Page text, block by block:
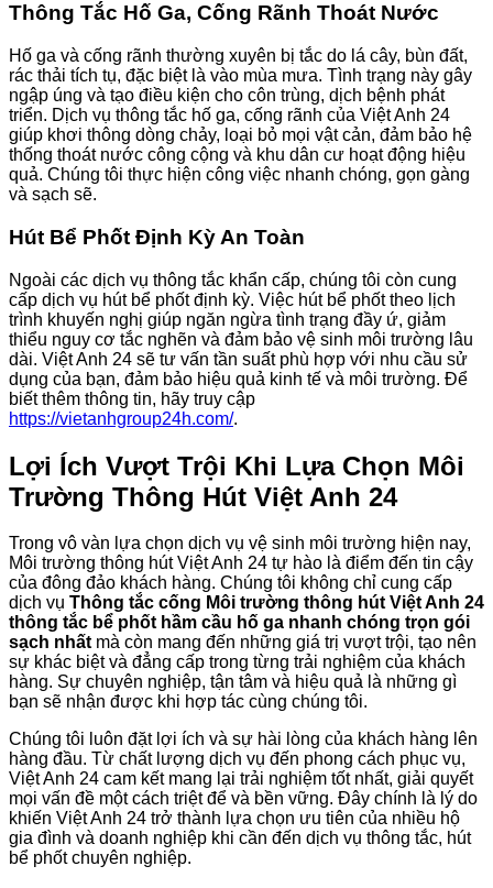
Thông Tắc Hố Ga, Cống Rãnh Thoát Nước
Hố ga và cống rãnh thường xuyên bị tắc do lá cây, bùn đất,
rác thải tích tụ, đặc biệt là vào mùa mưa. Tình trạng này gây
ngập úng và tạo điều kiện cho côn trùng, dịch bệnh phát
triển. Dịch vụ thông tắc hố ga, cống rãnh của Việt Anh 24
giúp khơi thông dòng chảy, loại bỏ mọi vật cản, đảm bảo hệ
thống thoát nước công cộng và khu dân cư hoạt động hiệu
quả. Chúng tôi thực hiện công việc nhanh chóng, gọn gàng
và sạch sẽ.
Hút Bể Phốt Định Kỳ An Toàn
Ngoài các dịch vụ thông tắc khẩn cấp, chúng tôi còn cung
cấp dịch vụ hút bể phốt định kỳ. Việc hút bể phốt theo lịch
trình khuyến nghị giúp ngăn ngừa tình trạng đầy ứ, giảm
thiểu nguy cơ tắc nghẽn và đảm bảo vệ sinh môi trường lâu
dài. Việt Anh 24 sẽ tư vấn tần suất phù hợp với nhu cầu sử
dụng của bạn, đảm bảo hiệu quả kinh tế và môi trường. Để
biết thêm thông tin, hãy truy cập
https://vietanhgroup24h.com/.
Lợi Ích Vượt Trội Khi Lựa Chọn Môi
Trường Thông Hút Việt Anh 24
Trong vô vàn lựa chọn dịch vụ vệ sinh môi trường hiện nay,
Môi trường thông hút Việt Anh 24 tự hào là điểm đến tin cậy
của đông đảo khách hàng. Chúng tôi không chỉ cung cấp
dịch vụ Thông tắc cống Môi trường thông hút Việt Anh 24
thông tắc bể phốt hầm cầu hố ga nhanh chóng trọn gói
sạch nhấtmà còn mang đến những giá trị vượt trội, tạo nên
sự khác biệt và đẳng cấp trong từng trải nghiệm của khách
hàng. Sự chuyên nghiệp, tận tâm và hiệu quả là những gì
bạn sẽ nhận được khi hợp tác cùng chúng tôi.
Chúng tôi luôn đặt lợi ích và sự hài lòng của khách hàng lên
hàng đầu. Từ chất lượng dịch vụ đến phong cách phục vụ,
Việt Anh 24 cam kết mang lại trải nghiệm tốt nhất, giải quyết
mọi vấn đề một cách triệt để và bền vững. Đây chính là lý do
khiến Việt Anh 24 trở thành lựa chọn ưu tiên của nhiều hộ
gia đình và doanh nghiệp khi cần đến dịch vụ thông tắc, hút
bể phốt chuyên nghiệp.